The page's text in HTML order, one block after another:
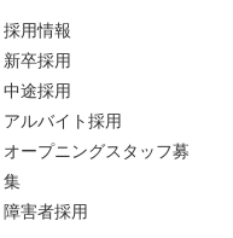
採用情報
新卒採用
中途採用
アルバイト採用
オープニングスタッフ募
集
障害者採用